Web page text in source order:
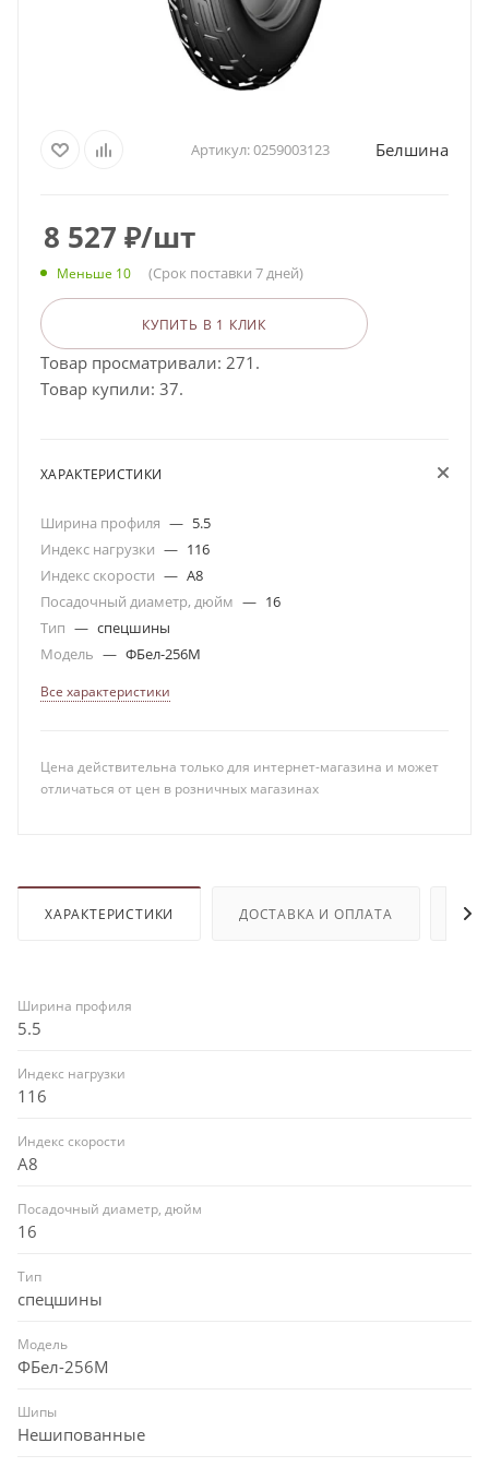
Артикул:0259003123 Белшина
8 527 ₽/шт
Меньше 10 (Срок поставки 7 дней)
КУПИТЬ В 1 КЛИК
Товар просматривали: 271.
Товар купили: 37.
ХАРАКТЕРИСТИКИ
Ширина профиля — 5.5
Индекс нагрузки — 116
Индекс скорости — A8
Посадочный диаметр, дюйм — 16
Тип — спецшины
Модель — ФБел-256М
Все характеристики
Цена действительна только для интернет-магазина и может
отличаться от цен в розничных магазинах
ХАРАКТЕРИСТИКИ ДОСТАВКА И ОПЛАТА
Ширина профиля
5.5
Индекс нагрузки
116
Индекс скорости
A8
Посадочный диаметр, дюйм
16
Тип
спецшины
Модель
ФБел-256М
Шипы
Нешипованные